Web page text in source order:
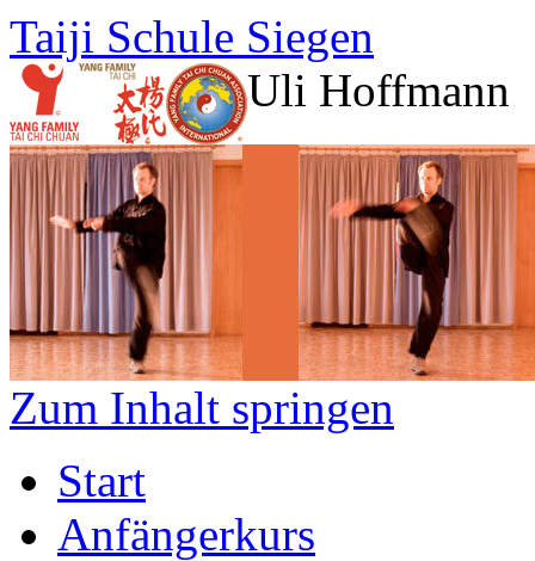
Taiji Schule Siegen
Uli Hoffmann
Zum Inhalt springen
Start
Anfängerkurs